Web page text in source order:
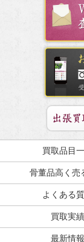
買取品目
骨董品高く売
よくある
買取実績
最新情報